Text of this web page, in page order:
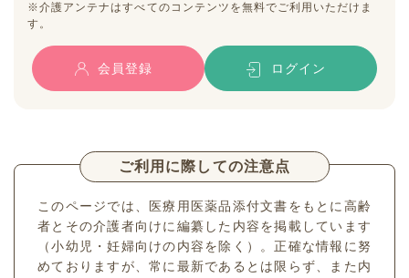
※介護アンテナはすべてのコンテンツを無料でご利用いただけま
す。
会員登録 ログイン
ご利用に際しての注意点
このページでは、医療用医薬品添付文書をもとに高齢
者とその介護者向けに編纂した内容を掲載しています
（小幼児・妊婦向けの内容を除く）。正確な情報に努
めておりますが、常に最新であるとは限らず、また内